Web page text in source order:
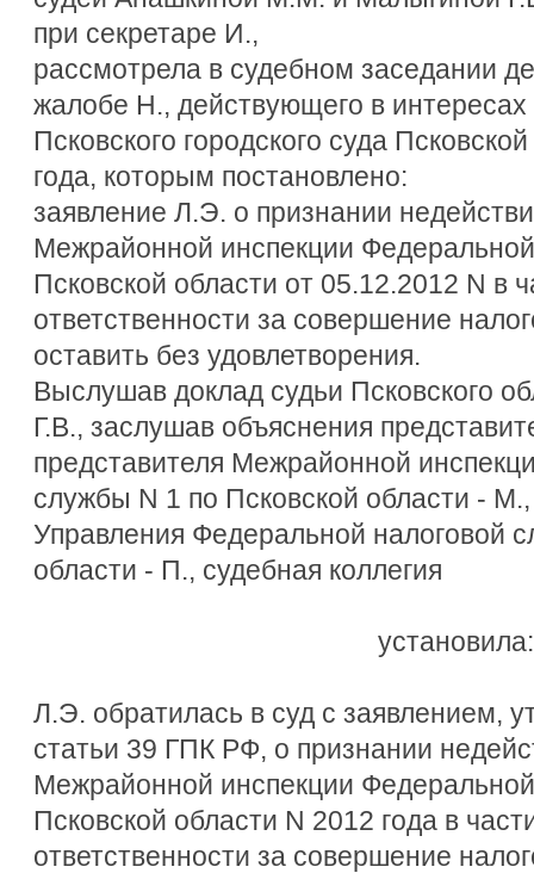
при секретаре И.,
рассмотрела в судебном заседании
жалобе Н., действующего в
Псковского городского суда
года, которым постановлено:
заявление Л.Э. о признании
Межрайонной инспекции
Псковской области от 05.12.2012 N в
ответственности за совершение
оставить без удовлетворения.
Выслушав доклад судьи Псковского
Г.В., заслушав объяснения
представителя Межрайонной
службы N 1 по Псковской области - М.,
Управления Федеральной налоговой
области - П., судебная коллегия
установила:
Л.Э. обратилась в суд с заявлением,
статьи 39 ГПК РФ, о признании
Межрайонной инспекции
Псковской области N 2012 года в
ответственности за совершение